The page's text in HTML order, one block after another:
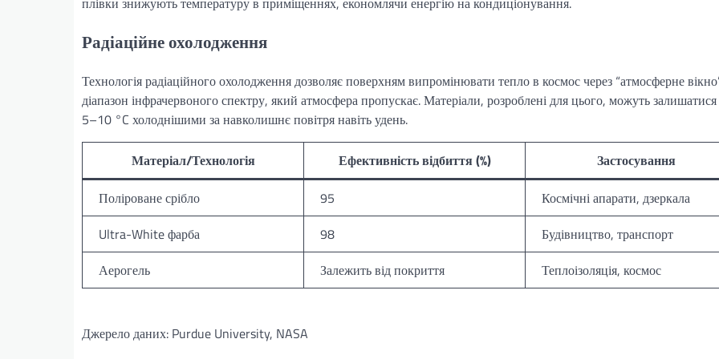
Радіаційне охолодження
Технологія радіаційного охолодження дозволяє поверхням випромінювати тепло в космос через “атмосферне
діапазон інфрачервоного спектру, який атмосфера пропускає. Матеріали, розроблені для цього, можуть
5–10 °C холоднішими за навколишнє повітря навіть удень.
Матеріал/Технологія Ефективність відбиття (%)
Застосування
Поліроване срібло
95
Космічні апарати, дзеркала
Ultra-White фарба
98
Будівництво, транспорт
Аерогель
Залежить від покриття Теплоізоляція, космос
Джерело даних: Purdue University, NASA